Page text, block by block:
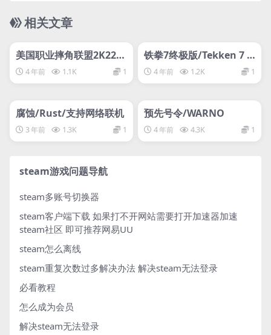
相关文章
svip专属
美国职业摔角联盟2K22豪
华版/WWE 2K22 Deluxe
Edition
4 年前 1.1K 1
svip专属
铁拳7终极版/Tekken 7 U
ltimate Edition
4 年前 1.2K 1
支持网络联机
腐蚀/Rust/支持网络联机
3 年前 1.3K 1
网盘下载游戏
预先号令/WARNO
4 年前 4.3K 1
steam游戏问题导航
steam多账号切换器
steam客户端下载 如果打不开网站需要打开加速器加速
steam社区 即可推荐网易UU
steam怎么离线
steam重复次数过多解决办法 解决steam无法登录
必看教程
怎么成为会员
解决steam无法登录